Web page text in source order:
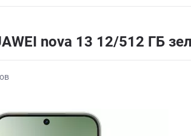
nova 13 12/512 ГБ